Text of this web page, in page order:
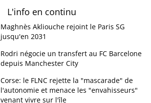
L'info en continu
Maghnès Akliouche rejoint le Paris SG
jusqu'en 2031
Rodri négocie un transfert au FC Barcelone
depuis Manchester City
Corse: le FLNC rejette la "mascarade" de
l'autonomie et menace les "envahisseurs"
venant vivre sur l'île